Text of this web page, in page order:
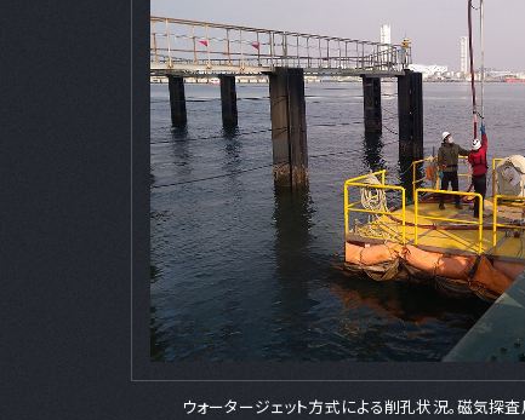
ウォータージェット方式による削孔状況。磁気探査